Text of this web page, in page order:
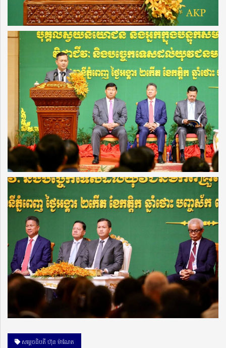
សម្ដេចធិបតី ហ៊ុន ម៉ាណែត